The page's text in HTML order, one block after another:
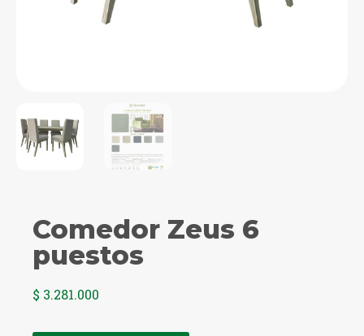
Comedor Zeus 6
puestos
$ 3.281.000